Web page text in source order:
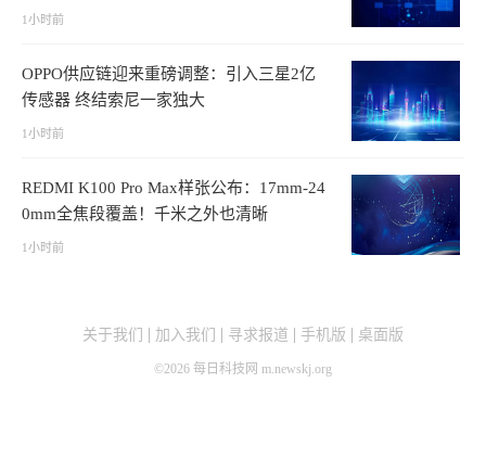
1小时前
OPPO供应链迎来重磅调整：引入三星2亿
传感器 终结索尼一家独大
1小时前
REDMI K100 Pro Max样张公布：17mm-24
0mm全焦段覆盖！千米之外也清晰
1小时前
关于我们 加入我们 寻求报道 手机版 桌面版
©2026 每日科技网 m.newskj.org